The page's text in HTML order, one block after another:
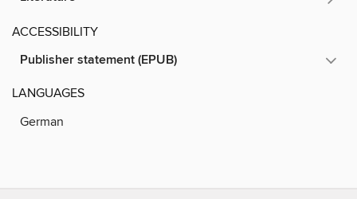
ACCESSIBILITY
Publisher statement (EPUB)
LANGUAGES
German